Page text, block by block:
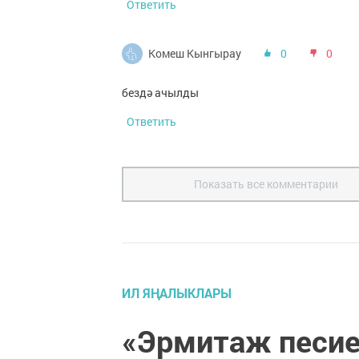
Ответить
Комеш Кынгырау 0 0
бездә ачылды
Ответить
Показать все комментарии
ИЛ ЯҢАЛЫКЛАРЫ
«Эрмитаж